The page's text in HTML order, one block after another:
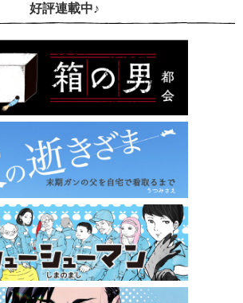
好評連載中♪